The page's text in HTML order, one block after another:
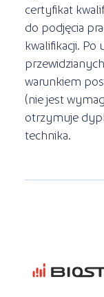
certyfikat
do podjęcia
kwalifikacji.
warunkiem
(nie jest
otrzymuje
technika.